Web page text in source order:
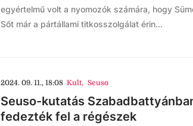
egyértelmű volt a nyomozók számára, hogy
Sőt már a pártállami titkosszolgálat érin...
2024. 09. 11., 18:08 Kult, Seuso
Seuso-kutatás
fedezték fel a régészek